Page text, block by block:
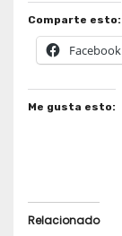
Comparte esto:
Facebook
Me gusta esto:
Relacionado